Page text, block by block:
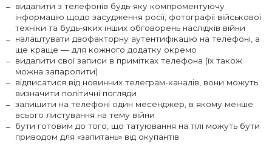
видалити з телефонів будь-яку компроментуючу
інформацію щодо засудження росії, фотографії військової
техніки та будь-яких інших обговорень наслідків війни
налаштувати двофакторну аутентифікацію на телефоні, а
ще краще — для кожного додатку окремо
видалити свої записи в примітках телефона (їх також
можна запаролити)
відписатися від новинних телеграм-каналів, вони можуть
визначити політичні погляди
залишити на телефоні один месенджер, в якому менше
всього листування на тему війни
бути готовим до того, що татуювання на тілі можуть бути
приводом для «запитань» від окупантів